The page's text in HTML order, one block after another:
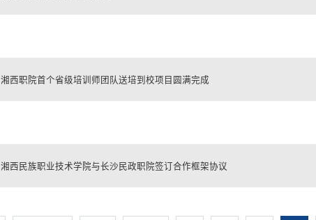
湘西职院首个省级培训师团队送培到校项目圆满完成
湘西民族职业技术学院与长沙民政职院签订合作框架协议